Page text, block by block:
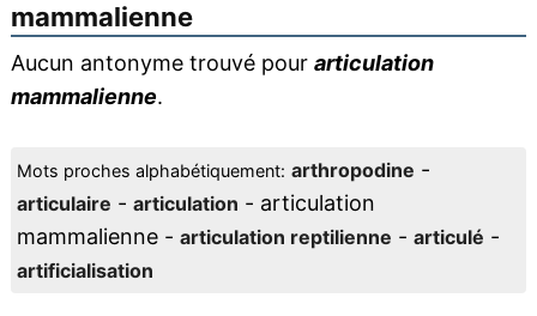
mammalienne
Aucun antonyme trouvé pour articulation
mammalienne.
Mots proches alphabétiquement: arthropodine -
articulaire - articulation - articulation
mammalienne - articulation reptilienne - articulé -
artificialisation